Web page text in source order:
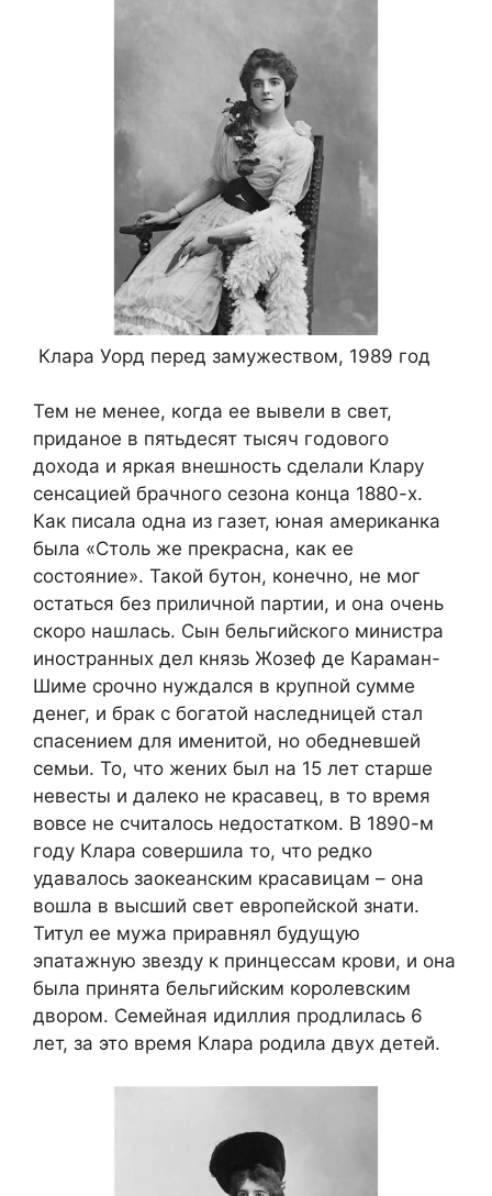
Клара Уорд перед замужеством, 1989 год
Тем не менее, когда ее вывели в свет,
приданое в пятьдесят тысяч годового
дохода и яркая внешность сделали Клару
сенсацией брачного сезона конца 1880-х.
Как писала одна из газет, юная американка
была «Столь же прекрасна, как ее
состояние». Такой бутон, конечно, не мог
остаться без приличной партии, и она очень
скоро нашлась. Сын бельгийского министра
иностранных дел князь Жозеф де Караман-
Шиме срочно нуждался в крупной сумме
денег, и брак с богатой наследницей стал
спасением для именитой, но обедневшей
семьи. То, что жених был на 15 лет старше
невесты и далеко не красавец, в то время
вовсе не считалось недостатком. В 1890-м
году Клара совершила то, что редко
удавалось заокеанским красавицам – она
вошла в высший свет европейской знати.
Титул ее мужа приравнял будущую
эпатажную звезду к принцессам крови, и она
была принята бельгийским королевским
двором. Семейная идиллия продлилась 6
лет, за это время Клара родила двух детей.